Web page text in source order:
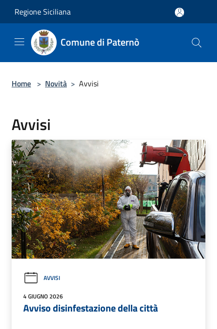
Regione Siciliana
Comune di Paternò
Home > Novità > Avvisi
Avvisi
AVVISI
4 GIUGNO 2026
Avviso disinfestazione della città